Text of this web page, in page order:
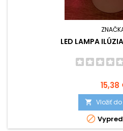
LED LAMPA
Cena
15,38
 Vložiť
